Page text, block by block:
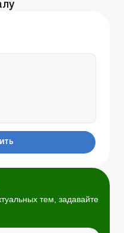
тем, задавайте